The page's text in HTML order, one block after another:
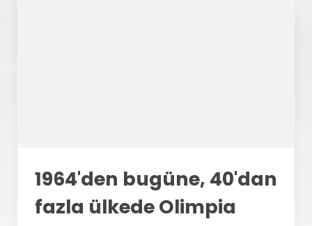
1964'den bugüne, 40'dan
fazla ülkede Olimpia